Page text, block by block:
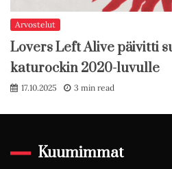
Arvostelut
Lovers Left Alive päivitti
katurockin 2020-luvulle
17.10.2025 3 min read
Kuumimmat